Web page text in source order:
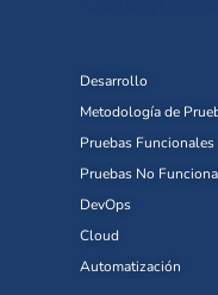
Desarrollo
Metodología de
Pruebas Funcionales
Pruebas No
DevOps
Cloud
Automatización